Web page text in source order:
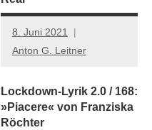
8. Juni 2021
Anton G. Leitner
Lockdown-Lyrik 2.0 / 168:
»Piacere« von Franziska
Röchter